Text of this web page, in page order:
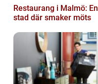
Restaurang i Malmö: En
stad där smaker möts